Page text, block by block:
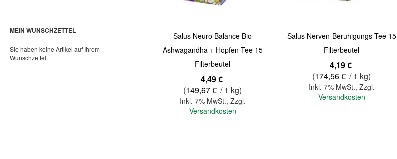
Salus Neuro Balance Bio
Ashwagandha + Hopfen Tee 15
Filterbeutel
4,49 €
(149,67 € / 1 kg)
Inkl. 7% MwSt., Zzgl.
Versandkosten
Salus Nerven-Beruhigungs-Tee 15
Filterbeutel
4,19 €
(174,56 € / 1 kg)
Inkl. 7% MwSt., Zzgl.
Versandkosten
MEIN WUNSCHZETTEL
Sie haben keine Artikel auf Ihrem
Wunschzettel.